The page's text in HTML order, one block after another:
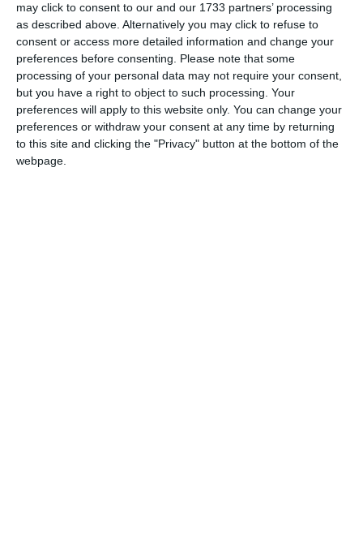
may click to consent to our and our 1733 partners’ processing
as described above. Alternatively you may click to refuse to
consent or access more detailed information and change your
preferences before consenting. Please note that some
processing of your personal data may not require your consent,
but you have a right to object to such processing. Your
preferences will apply to this website only. You can change your
preferences or withdraw your consent at any time by returning
to this site and clicking the "Privacy" button at the bottom of the
webpage.
să putem urmări comentariile tale pe site. Nu vom folosi datele tale în alt scop.
Pentru mai multe informaţii, consultă politica noastră de confidenţialitate, unde vei
primi mai multe privind informaţii despre cum și de ce stocăm datele tale.
Posteaza comentariul